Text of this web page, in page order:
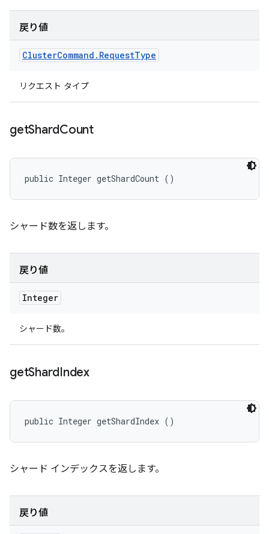
戻り値
ClusterCommand . RequestType
リクエスト タイプ
getShardCount
public Integer getShardCount ()
シャード数を返します。
戻り値
Integer
シャード数。
getShardIndex
public Integer getShardIndex ()
シャード インデックスを返します。
戻り値